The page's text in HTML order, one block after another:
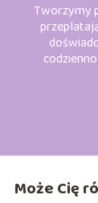
Tworzymy
Może Cię